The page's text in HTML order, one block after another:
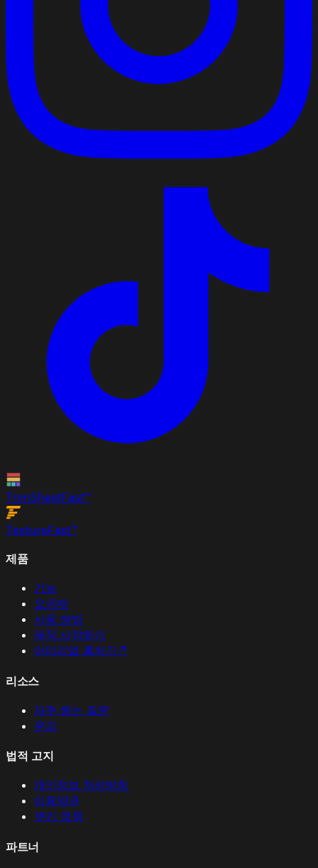
TrimSheetFast™
TextureFast™
제품
기능
요금제
사용 방법
제작 시작하기
머티리얼 훔치기 ↗
리소스
자주 묻는 질문
문의
법적 고지
개인정보 처리방침
이용약관
쿠키 정책
파트너